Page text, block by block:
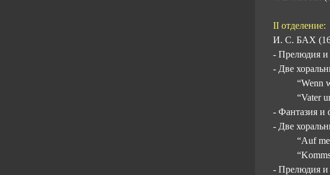
II отделение:
И. С. БАХ
- Прелюдия
- Две
“Wenn
“Vater
- Фантазия и
- Две
“Auf
- Прелюдия и